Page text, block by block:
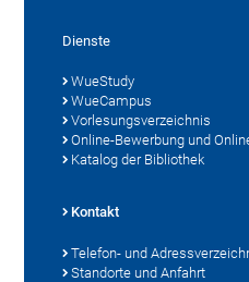
Dienste
WueStudy
WueCampus
Vorlesungsverzeichnis
Online-Bewerbung und
Katalog der Bibliothek
Kontakt
Telefon- und
Standorte und Anfahrt